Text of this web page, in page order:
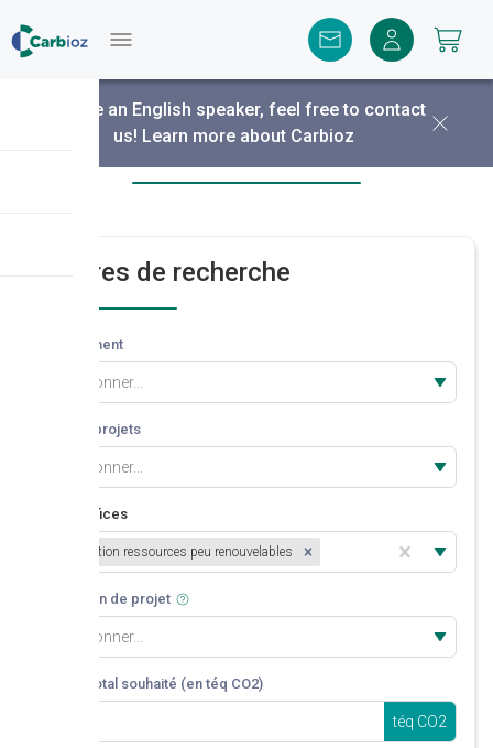
You are an English speaker, feel free to contact
us! Learn more about Carbioz
Découvrir nos projets
Critères de recherche
Département
Sélectionner...
Type de projets
Sélectionner...
Co-bénéfices
Diminution ressources peu renouvelables
Date de fin de projet
Sélectionner...
Volume total souhaité (en téq CO2)
téq CO2